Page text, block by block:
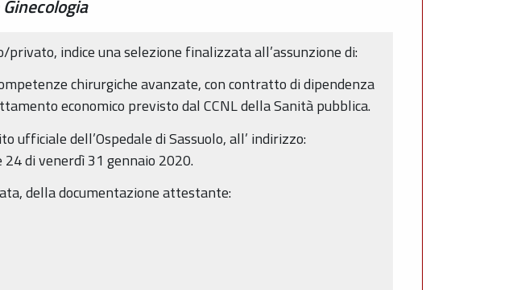
privato, indice una selezione finalizzata all’assunzione di:
chirurgiche avanzate, con contratto di dipendenza
economico previsto dal CCNL della Sanità pubblica.
dell’Ospedale di Sassuolo, all’ indirizzo:
di venerdì 31 gennaio 2020.
della documentazione attestante: